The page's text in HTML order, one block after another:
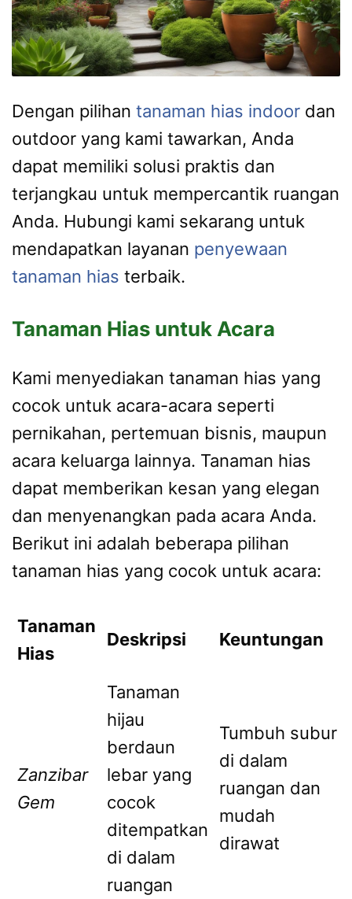
Dengan pilihan tanaman hias indoor dan
outdoor yang kami tawarkan, Anda
dapat memiliki solusi praktis dan
terjangkau untuk mempercantik ruangan
Anda. Hubungi kami sekarang untuk
mendapatkan layanan penyewaan
tanaman hias terbaik.
Tanaman Hias untuk Acara
Kami menyediakan tanaman hias yang
cocok untuk acara-acara seperti
pernikahan, pertemuan bisnis, maupun
acara keluarga lainnya. Tanaman hias
dapat memberikan kesan yang elegan
dan menyenangkan pada acara Anda.
Berikut ini adalah beberapa pilihan
tanaman hias yang cocok untuk acara:
Tanaman
Hias
Deskripsi Keuntungan
Zanzibar
Gem
Tanaman
hijau
berdaun
lebar yang
cocok
ditempatkan
di dalam
ruangan
Tumbuh subur
di dalam
ruangan dan
mudah
dirawat